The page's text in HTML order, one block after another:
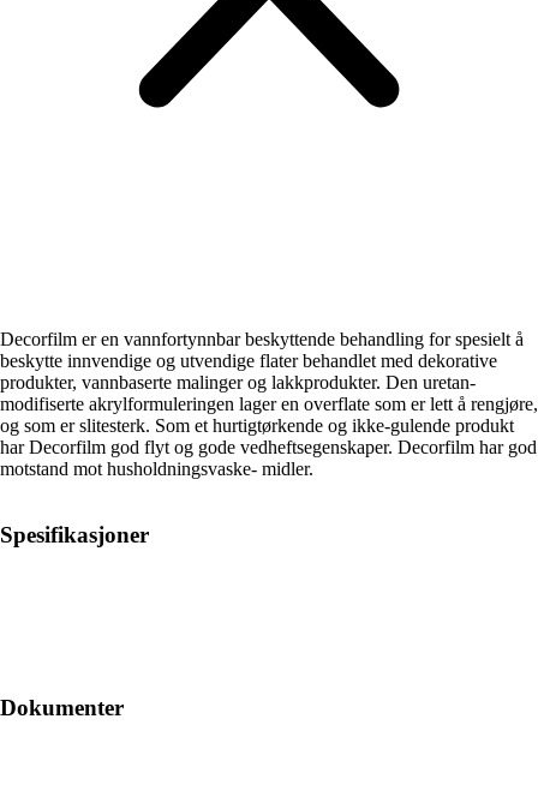
Decorfilm er en vannfortynnbar beskyttende behandling for spesielt å
beskytte innvendige og utvendige flater behandlet med dekorative
produkter, vannbaserte malinger og lakkprodukter. Den uretan-
modifiserte akrylformuleringen lager en overflate som er lett å rengjøre,
og som er slitesterk. Som et hurtigtørkende og ikke-gulende produkt
har Decorfilm god flyt og gode vedheftsegenskaper. Decorfilm har god
motstand mot husholdningsvaske- midler.
Spesifikasjoner
Dokumenter